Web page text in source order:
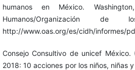
humanos en México.
Humanos/Organización
http://www.oas.org/es/cidh/informes/
Consejo Consultivo de unicef
2018: 10 acciones por los niños, niñas